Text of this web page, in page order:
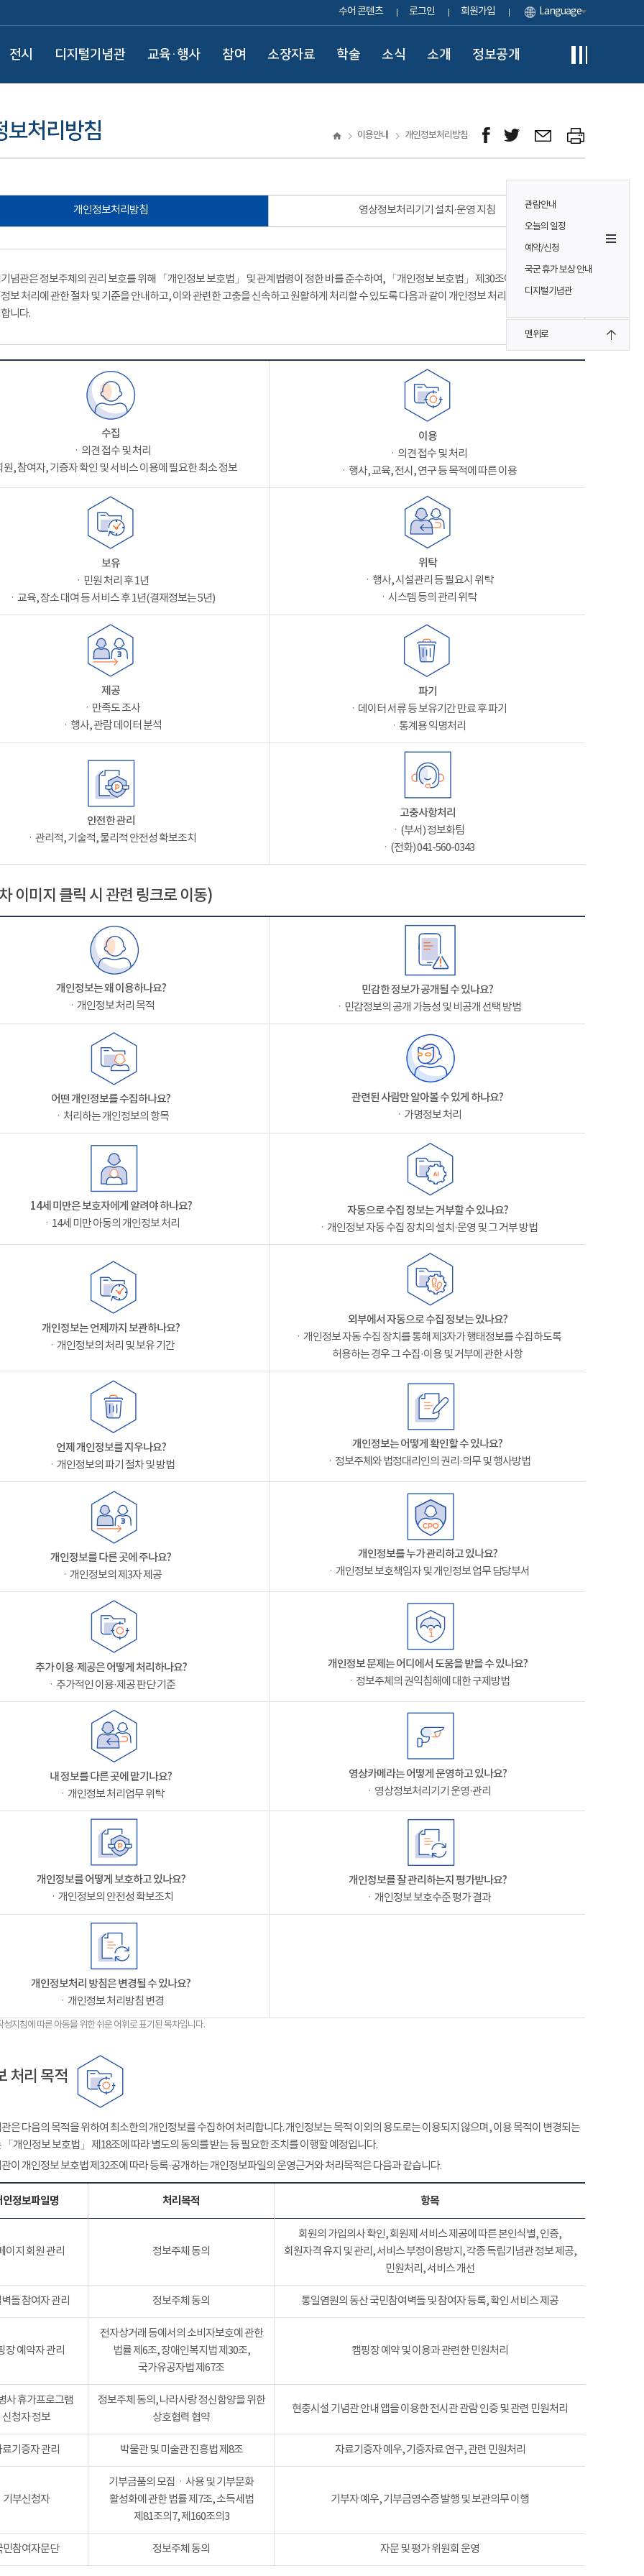
수어 콘텐츠 로그인 회원가입 Language
전시 디지털기념관 교육·행사 참여 소장자료 학술 소식 소개 정보공개
관람안내
오늘의 일정
예약/신청
국군 휴가 보상 안내
디지털기념관
맨위로
보처리방침 이용안내 개인정보처리방침
개인정보처리방침 영상정보처리기기 설치·운영 지침
념관은 정보주체의 권리 보호를 위해 「개인정보 보호법」 및 관계법령이 정한 바를 준수하여, 「개인정보 보호법」 제30조에 따라
보 처리에 관한 절차 및 기준을 안내하고, 이와 관련한 고충을 신속하고 원활하게 처리할 수 있도록 다음과 같이 개인정보 처리방침을
니다.
수집
ㆍ의견 접수 및 처리
원, 참여자, 기증자 확인 및 서비스 이용에 필요한 최소 정보
이용
ㆍ의견 접수 및 처리
ㆍ행사, 교육, 전시, 연구 등 목적에 따른 이용
보유
ㆍ민원 처리 후 1년
ㆍ교육, 장소 대여 등 서비스 후 1년(결재정보는 5년)
위탁
ㆍ행사, 시설관리 등 필요시 위탁
ㆍ시스템 등의 관리 위탁
제공
ㆍ만족도 조사
ㆍ행사, 관람 데이터 분석
파기
ㆍ데이터 서류 등 보유기간 만료 후 파기
ㆍ통계용 익명처리
안전한 관리
ㆍ관리적, 기술적, 물리적 안전성 확보조치
고충사항처리
ㆍ(부서) 정보화팀
ㆍ(전화) 041-560-0343
이미지 클릭 시 관련 링크로 이동)
개인정보는 왜 이용하나요?
ㆍ개인정보 처리 목적
민감한 정보가 공개될 수 있나요?
ㆍ민감정보의 공개 가능성 및 비공개 선택 방법
어떤 개인정보를 수집하나요?
ㆍ처리하는 개인정보의 항목
관련된 사람만 알아볼 수 있게 하나요?
ㆍ가명정보 처리
14세 미만은 보호자에게 알려야 하나요?
ㆍ14세 미만 아동의 개인정보 처리
자동으로 수집 정보는 거부할 수 있나요?
ㆍ개인정보 자동 수집 장치의 설치·운영 및 그 거부 방법
개인정보는 언제까지 보관하나요?
ㆍ개인정보의 처리 및 보유 기간
외부에서 자동으로 수집 정보는 있나요?
ㆍ개인정보 자동 수집 장치를 통해 제3자가 행태정보를 수집하도록
허용하는 경우 그 수집·이용 및 거부에 관한 사항
언제 개인정보를 지우나요?
ㆍ개인정보의 파기 절차 및 방법
개인정보는 어떻게 확인할 수 있나요?
ㆍ정보주체와 법정대리인의 권리·의무 및 행사방법
개인정보를 다른 곳에 주나요?
ㆍ개인정보의 제3자 제공
개인정보를 누가 관리하고 있나요?
ㆍ개인정보 보호책임자 및 개인정보 업무 담당부서
추가 이용·제공은 어떻게 처리하나요?
ㆍ추가적인 이용·제공 판단 기준
개인정보 문제는 어디에서 도움을 받을 수 있나요?
ㆍ정보주체의 권익침해에 대한 구제방법
내 정보를 다른 곳에 맡기나요?
ㆍ개인정보 처리업무 위탁
영상카메라는 어떻게 운영하고 있나요?
ㆍ영상정보처리기기 운영·관리
개인정보를 어떻게 보호하고 있나요?
ㆍ개인정보의 안전성 확보조치
개인정보를 잘 관리하는지 평가받나요?
ㆍ개인정보 보호수준 평가 결과
개인정보처리 방침은 변경될 수 있나요?
ㆍ개인정보 처리방침 변경
지침에 따른 아동을 위한 쉬운 어휘로 표기된 목차입니다.
처리 목적
은 다음의 목적을 위하여 최소한의 개인정보를 수집하여 처리합니다. 개인정보는 목적 이외의 용도로는 이용되지 않으며, 이용 목적이 변경되는
「개인정보 보호법」 제18조에 따라 별도의 동의를 받는 등 필요한 조치를 이행할 예정입니다.
이 개인정보 보호법 제32조에 따라 등록·공개하는 개인정보파일의 운영근거와 처리목적은 다음과 같습니다.
인정보파일명 처리목적 항목
이지 회원 관리 정보주체 동의
회원의 가입의사 확인, 회원제 서비스 제공에 따른 본인식별, 인증,
회원자격 유지 및 관리, 서비스 부정이용방지, 각종 독립기념관 정보 제공,
민원처리, 서비스 개선
돌 참여자 관리 정보주체 동의 통일염원의 동산 국민참여벽돌 및 참여자 등록, 확인 서비스 제공
장 예약자 관리
전자상거래 등에서의 소비자보호에 관한
법률 제6조, 장애인복지법 제30조,
국가유공자법 제67조
캠핑장 예약 및 이용과 관련한 민원처리
사 휴가프로그램
신청자 정보
정보주체 동의, 나라사랑 정신함양을 위한
상호협력 협약
현충시설 기념관 안내 앱을 이용한 전시관 관람 인증 및 관련 민원처리
기증자 관리 박물관 및 미술관 진흥법 제8조 자료기증자 예우, 기증자료 연구, 관련 민원처리
기부신청자
기부금품의 모집ㆍ사용 및 기부문화
활성화에 관한 법률 제7조, 소득세법
제81조의7, 제160조의3
기부자 예우, 기부금영수증 발행 및 보관의무 이행
민참여자문단 정보주체 동의 자문 및 평가 위원회 운영